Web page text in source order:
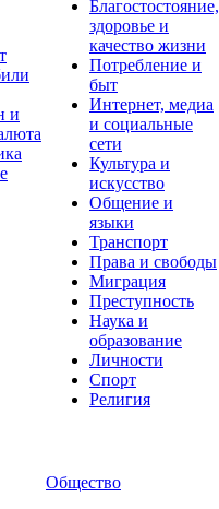
и
Благостостояние,
здоровье и
качество жизни
Потребление и
быт
Интернет, медиа
и социальные
сети
Культура и
искусство
Общение и
языки
Транспорт
Права и свободы
Миграция
Преступность
Наука и
образование
Личности
Спорт
Религия
Общество